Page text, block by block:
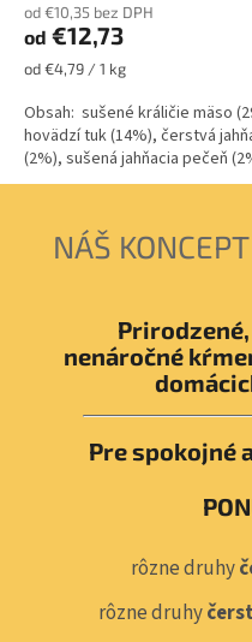
od €10,35 bez DPH
od €12,73
Jednotková
od €4,79 / 1 kg
Obsah: sušené králičie mäso
hovädzí tuk (14%), čerstvá
(2%), sušená jahňacia pečeň
NÁŠ KONCEPT
nenáročné
Pre spokojné
rôzne druhy
rôzne druhy